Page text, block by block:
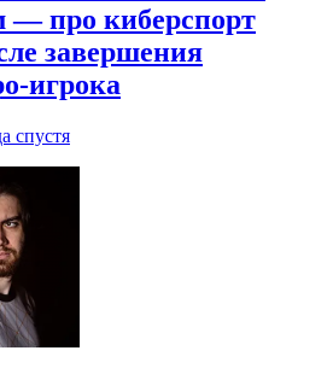
— про киберспорт
завершения
игрока
спустя